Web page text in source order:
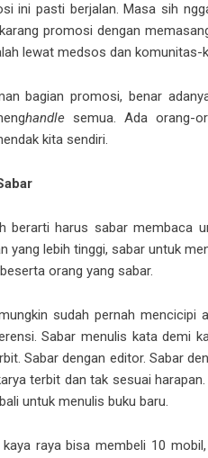
ini pasti berjalan. Masa sih
promosi dengan
lewat medsos dan komunitas-
bagian promosi, benar
handlesemua. Ada orang-
kita sendiri.
berarti harus sabar membaca
lebih tinggi, sabar untuk
orang yang sabar.
sudah pernah mencicipi
Sabar menulis kata demi
Sabar dengan editor. Sabar
terbit dan tak sesuai
untuk menulis buku baru.
raya bisa membeli 10